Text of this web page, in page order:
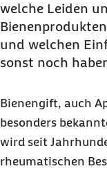
welche Leiden
und welchen
sonst noch
Bienengift, auch
besonders
wird seit
rheumatischen